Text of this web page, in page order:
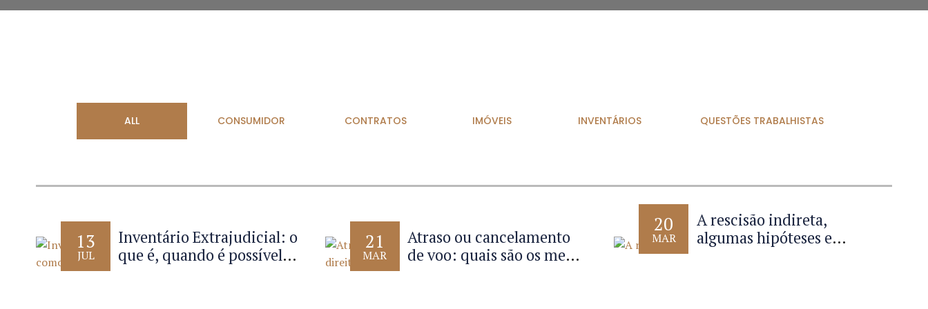
ALL CONSUMIDOR CONTRATOS IMÓVEIS INVENTÁRIOS QUESTÕES TRABALHISTAS
13
JUL
Inventário Extrajudicial: o
que é, quando é possível e
21
MAR
Atraso ou cancelamento
de voo: quais são os meus
20
MAR
A rescisão indireta,
algumas hipóteses e